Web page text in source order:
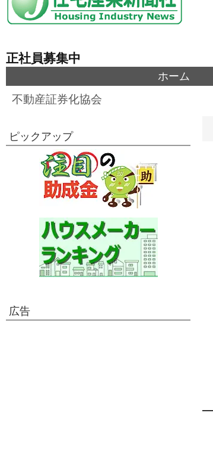
正社員募集中
ホーム
不動産証券化協会
ピックアップ
広告